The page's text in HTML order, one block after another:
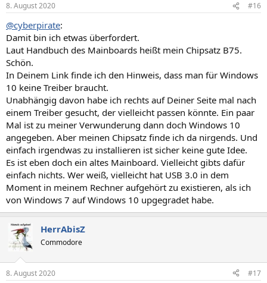
e
:
8. August 2020 #16
@cyberpirate:
Damit bin ich etwas überfordert.
Laut Handbuch des Mainboards heißt mein Chipsatz B75.
Schön.
In Deinem Link finde ich den Hinweis, dass man für Windows
10 keine Treiber braucht.
Unabhängig davon habe ich rechts auf Deiner Seite mal nach
einem Treiber gesucht, der vielleicht passen könnte. Ein paar
Mal ist zu meiner Verwunderung dann doch Windows 10
angegeben. Aber meinen Chipsatz finde ich da nirgends. Und
einfach irgendwas zu installieren ist sicher keine gute Idee.
Es ist eben doch ein altes Mainboard. Vielleicht gibts dafür
einfach nichts. Wer weiß, vielleicht hat USB 3.0 in dem
Moment in meinem Rechner aufgehört zu existieren, als ich
von Windows 7 auf Windows 10 upgegradet habe.
HerrAbisZ
Commodore
8. August 2020 #17